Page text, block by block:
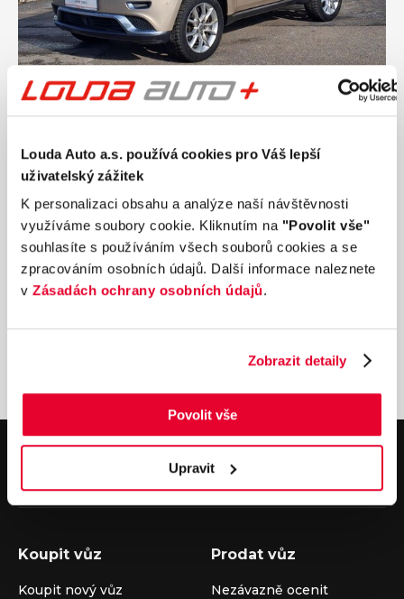
Louda Auto a.s. používá cookies pro Váš lepší
uživatelský zážitek
K personalizaci obsahu a analýze naší návštěvnosti
využíváme soubory cookie. Kliknutím na "Povolit vše"
souhlasíte s používáním všech souborů cookies a se
zpracováním osobních údajů. Další informace naleznete
v Zásadách ochrany osobních údajů.
Zobrazit detaily
Povolit vše
Upravit
Ročník2015
kW automat
Nájezd
163 726 km
184 kW
Palivo
Diesel
Převodovka
Automatická
397 990 Kčs DPH
Přidat k porovnání
V případě dotazů volejte číslo nonstop infolinky
nebo nám napište na e-mail
auto@louda.cz
Koupit vůz
Koupit nový vůz
Prodat vůz
Nezávazně ocenit